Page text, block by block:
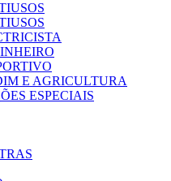
E AGRICULTURA
ESPECIAIS